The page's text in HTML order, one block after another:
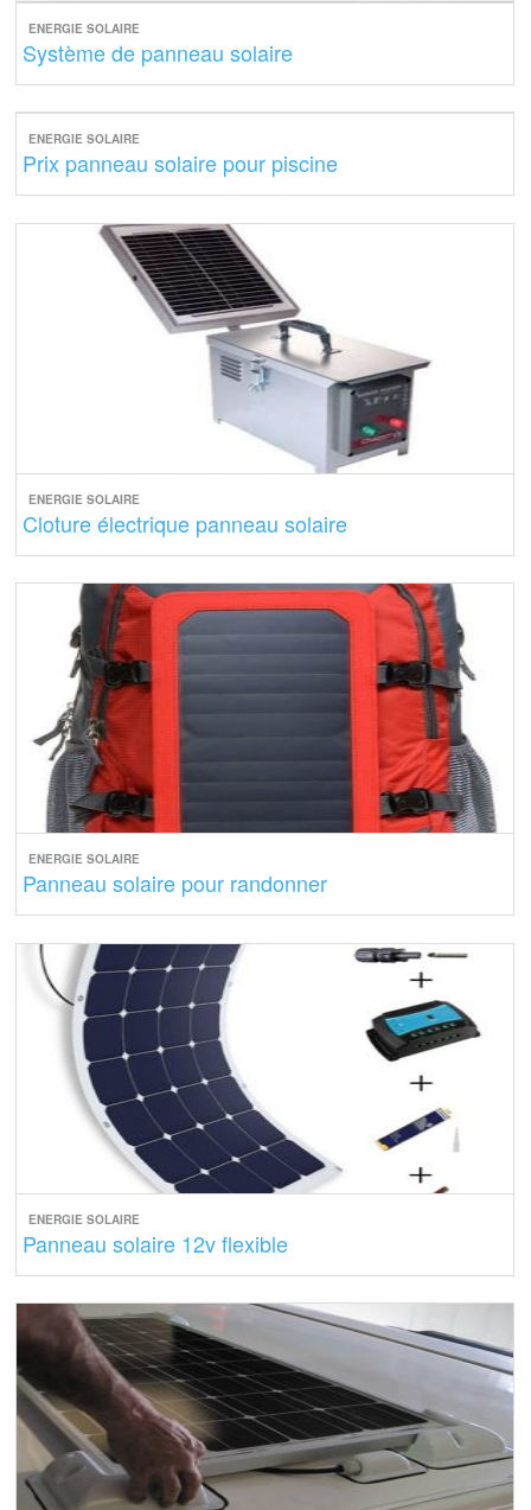
ENERGIE SOLAIRE
Système de panneau solaire
ENERGIE SOLAIRE
Prix panneau solaire pour piscine
ENERGIE SOLAIRE
Cloture électrique panneau solaire
ENERGIE SOLAIRE
Panneau solaire pour randonner
ENERGIE SOLAIRE
Panneau solaire 12v flexible